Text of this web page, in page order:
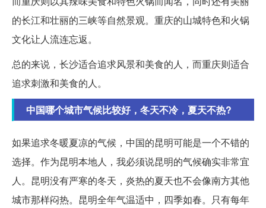
的长江和壮丽的三峡等自然景观。重庆的山城特色和火锅
文化让人流连忘返。
总的来说，长沙适合追求风景和美食的人，而重庆则适合
追求刺激和美食的人。
中国哪个城市气候比较好，冬天不冷，夏天不热?
如果追求冬暖夏凉的气候，中国的昆明可能是一个不错的
选择。作为昆明本地人，我必须说昆明的气候确实非常宜
人。昆明没有严寒的冬天，炎热的夏天也不会像南方其他
城市那样闷热。昆明全年气温适中，四季如春。只有每年